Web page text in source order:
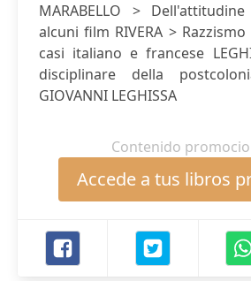
MARABELLO >
alcuni film RIVERA >
casi italiano e francese
disciplinare della
GIOVANNI LEGHISSA
Contenido
Accede a tus libros